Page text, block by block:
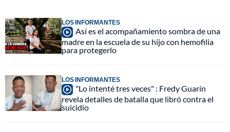
LOS INFORMANTES
Así es el acompañamiento sombra de una
madre en la escuela de su hijo con hemofilia
para protegerlo
LOS INFORMANTES
"Lo intenté tres veces" : Fredy Guarín
revela detalles de batalla que libró contra el
suicidio